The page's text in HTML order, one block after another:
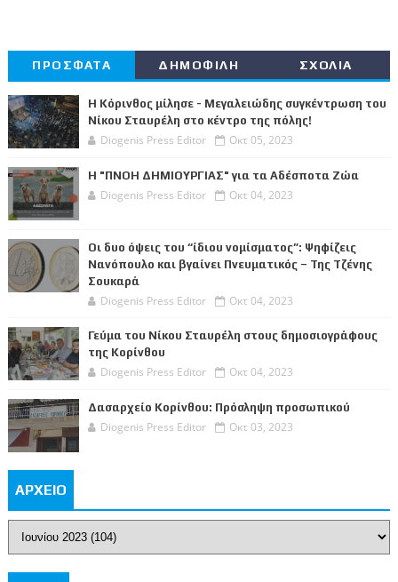
ΠΡΟΣΦΑΤΑ ΔΗΜΟΦΙΛΗ ΣΧΟΛΙΑ
Η Κόρινθος μίλησε - Μεγαλειώδης συγκέντρωση του
Νίκου Σταυρέλη στο κέντρο της πόλης!
Diogenis Press Editor Οκτ 05, 2023
Η "ΠΝΟΗ ΔΗΜΙΟΥΡΓΙΑΣ" για τα Αδέσποτα Ζώα
Diogenis Press Editor Οκτ 04, 2023
Οι δυο όψεις του “ίδιου νομίσματος”: Ψηφίζεις
Νανόπουλο και βγαίνει Πνευματικός – Της Τζένης
Σουκαρά
Diogenis Press Editor Οκτ 04, 2023
Γεύμα του Νίκου Σταυρέλη στους δημοσιογράφους
της Κορίνθου
Diogenis Press Editor Οκτ 04, 2023
Δασαρχείο Κορίνθου: Πρόσληψη προσωπικού
Diogenis Press Editor Οκτ 03, 2023
ΑΡΧΕΙΟ